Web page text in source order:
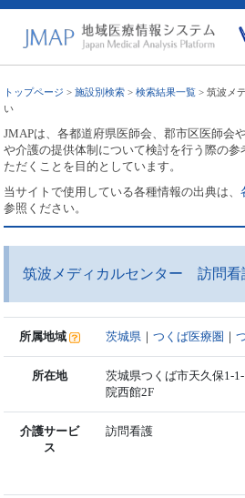
トップページ >施設別検索 >検索結果一覧 > 筑波メ
い
JMAPは、各都道府県医師会、郡市区医師会
や介護の提供体制について検討を行う際の
ただくことを目的としています。
当サイトで使用している各種情報の出典は、
参照ください。
筑波メディカルセンター 訪問看
所属地域 茨城県 ｜つくば医療圏 ｜
所在地
茨城県つくば市天久保1-
院西館2F
介護サービ
ス
訪問看護